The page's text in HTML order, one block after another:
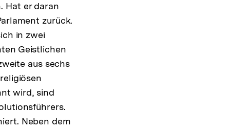
Hat er daran
zurück.
in zwei
Geistlichen
aus sechs
wird, sind
Neben dem